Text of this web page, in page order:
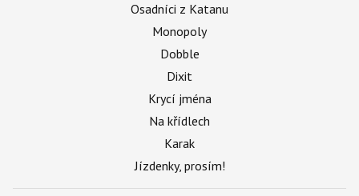
Osadníci z Katanu
Monopoly
Dobble
Dixit
Krycí jména
Na křídlech
Karak
Jízdenky, prosím!